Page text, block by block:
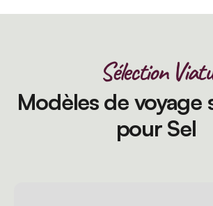
Sélection Viatu
Modèles de voyage
pour Sel